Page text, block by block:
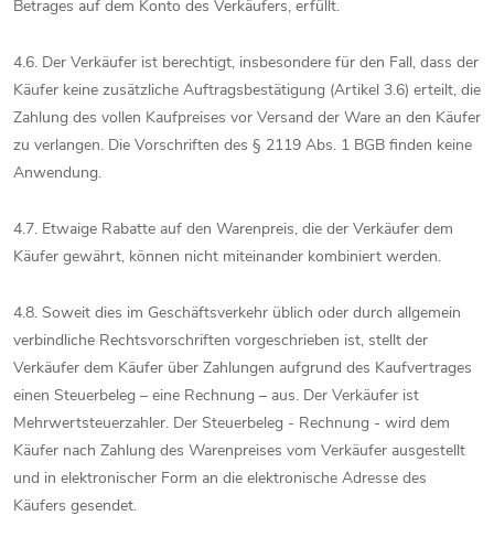
Betrages auf dem Konto des Verkäufers, erfüllt.
4.6. Der Verkäufer ist berechtigt, insbesondere für den Fall, dass der
Käufer keine zusätzliche Auftragsbestätigung (Artikel 3.6) erteilt, die
Zahlung des vollen Kaufpreises vor Versand der Ware an den Käufer
zu verlangen. Die Vorschriften des § 2119 Abs. 1 BGB finden keine
Anwendung.
4.7. Etwaige Rabatte auf den Warenpreis, die der Verkäufer dem
Käufer gewährt, können nicht miteinander kombiniert werden.
4.8. Soweit dies im Geschäftsverkehr üblich oder durch allgemein
verbindliche Rechtsvorschriften vorgeschrieben ist, stellt der
Verkäufer dem Käufer über Zahlungen aufgrund des Kaufvertrages
einen Steuerbeleg – eine Rechnung – aus. Der Verkäufer ist
Mehrwertsteuerzahler. Der Steuerbeleg - Rechnung - wird dem
Käufer nach Zahlung des Warenpreises vom Verkäufer ausgestellt
und in elektronischer Form an die elektronische Adresse des
Käufers gesendet.